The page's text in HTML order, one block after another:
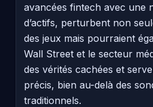
avancées fintech avec une
d’actifs, perturbent non
des jeux mais pourraient
Wall Street et le secteur
des vérités cachées et
précis, bien au-delà des
traditionnels.